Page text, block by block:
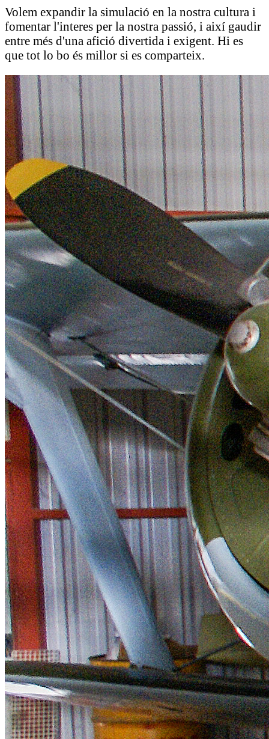
Volem expandir la simulació en la nostra cultura i
fomentar l'interes per la nostra passió, i així gaudir
entre més d'una afició divertida i exigent. Hi es
que tot lo bo és millor si es comparteix.